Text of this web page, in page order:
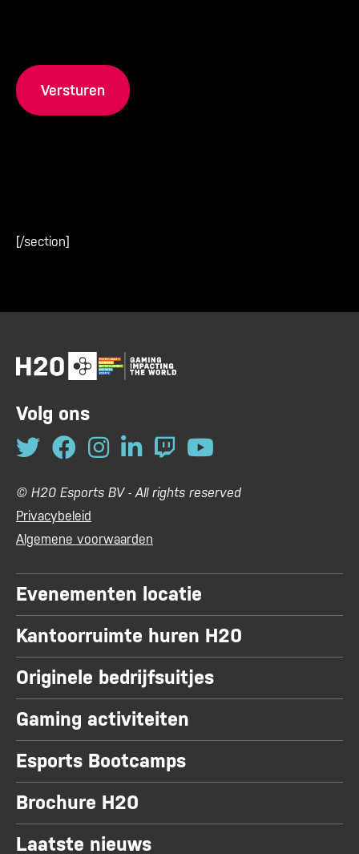
[/section]
Volg ons
© H20 Esports BV - All rights reserved
Privacybeleid
Algemene voorwaarden
Evenementen locatie
Kantoorruimte huren H20
Originele bedrijfsuitjes
Gaming activiteiten
Esports Bootcamps
Brochure H20
Laatste nieuws